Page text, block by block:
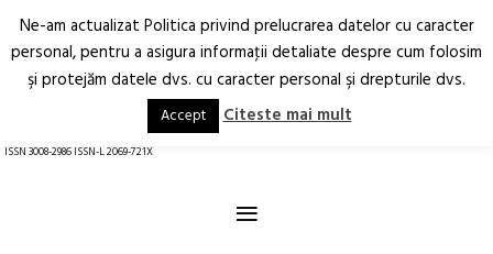
Arhitectură.
Oraș.
RO EN
ISSN 3008-2986 ISSN-L 2069-721X
≡
Ne-am actualizat Politica privind prelucrarea datelor cu caracter
personal, pentru a asigura informaţii detaliate despre cum folosim
şi protejăm datele dvs. cu caracter personal şi drepturile dvs.
Accept Citeste mai mult